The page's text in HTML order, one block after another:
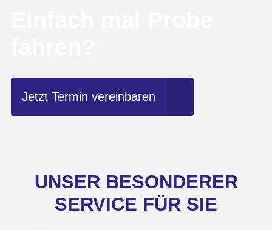
Jetzt Termin vereinbaren
UNSER BESONDERER
SERVICE FÜR SIE